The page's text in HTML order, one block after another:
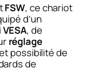
FSW, ce chariot
d’un
, de
réglage
possibilité de
de